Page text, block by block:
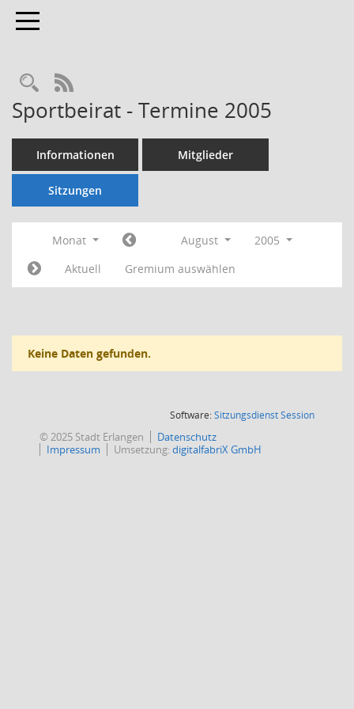
Toggle navigation
Rechercheauswahl
RSS-Feed
Sportbeirat - Termine 2005
Informationen Mitglieder
Sitzungen
Monat August
2005
Aktuell
Gremium auswählen
Keine Daten gefunden.
Software:SitzungsdienstSession(Wird in
© 2025 Stadt Erlangen
Datenschutz
Impressum
Umsetzung:digitalfabriX GmbH